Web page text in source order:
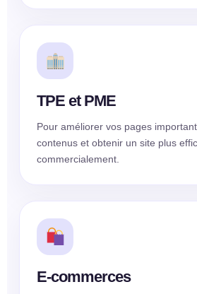
TPE et PME
Pour améliorer vos pages
contenus et obtenir un site plus
commercialement.
E-commerces